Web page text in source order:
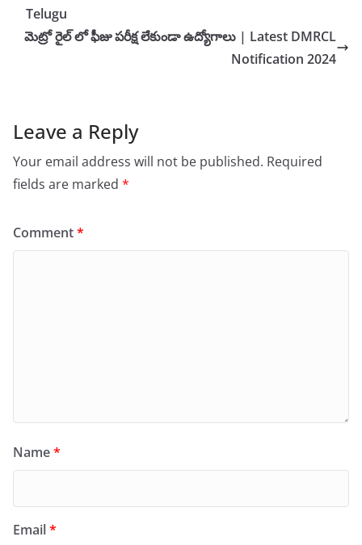
Telugu
మెట్రో రైల్ లో ఫీజు పరీక్ష లేకుండా ఉద్యోగాలు | Latest DMRCL
Notification 2024
Leave a Reply
Your email address will not be published. Required
fields are marked *
Comment*
Name*
Email*